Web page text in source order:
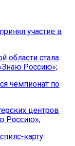
участие в
области стала
Россию»;
чемпионат по
центров
Россию»;
карту